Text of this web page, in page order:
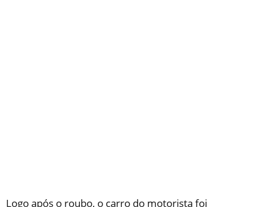
Logo após o roubo, o carro do motorista foi